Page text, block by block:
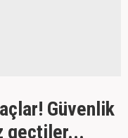
Güvenlik
geçtiler...